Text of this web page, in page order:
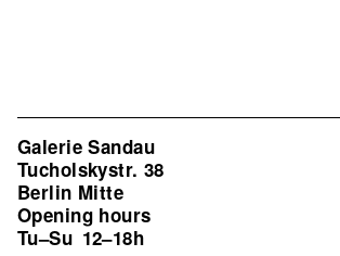
Galerie Sandau
Tucholskystr. 38
Berlin Mitte
Opening hours
Tu–Su 12–18h